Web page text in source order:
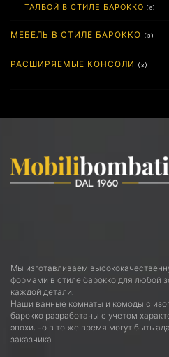
ТАЛБОЙ В СТИЛЕ БАРОККО (6)
МЕБЕЛЬ В СТИЛЕ БАРОККО (3)
РАСШИРЯЕМЫЕ КОНСОЛИ (3)
Мы изготавливаем
формами в стиле барокко для любой
каждой детали.
Наши ванные комнаты и комоды с
барокко разработаны с учетом
эпохи, но в то же время могут быть
заказчика.